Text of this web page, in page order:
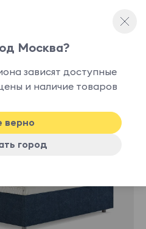
Москва?
зависят доступные
и наличие товаров
верно
город